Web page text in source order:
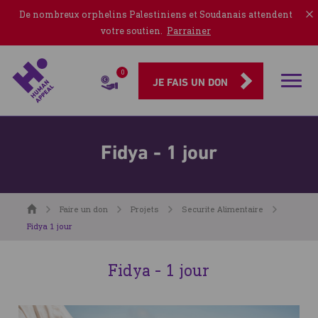
De nombreux orphelins Palestiniens et Soudanais attendent
votre soutien. Parrainer
0
JE FAIS UN DON
Fidya - 1 jour
AccueilFaire un don Projets
Securite Alimentaire
Fidya 1 jour
Fidya - 1 jour